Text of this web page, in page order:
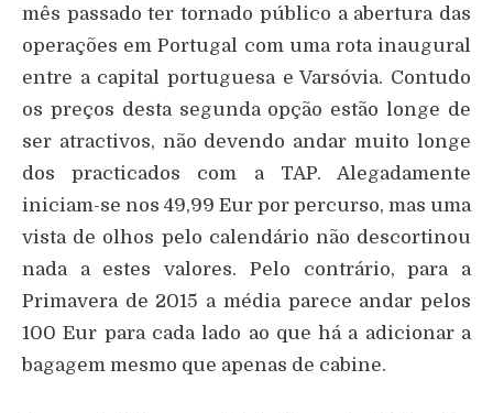
mês passado ter tornado público a abertura das
operações em Portugal com uma rota inaugural
entre a capital portuguesa e Varsóvia. Contudo
os preços desta segunda opção estão longe de
ser atractivos, não devendo andar muito longe
dos practicados com a TAP. Alegadamente
iniciam-se nos 49,99 Eur por percurso, mas uma
vista de olhos pelo calendário não descortinou
nada a estes valores. Pelo contrário, para a
Primavera de 2015 a média parece andar pelos
100 Eur para cada lado ao que há a adicionar a
bagagem mesmo que apenas de cabine.